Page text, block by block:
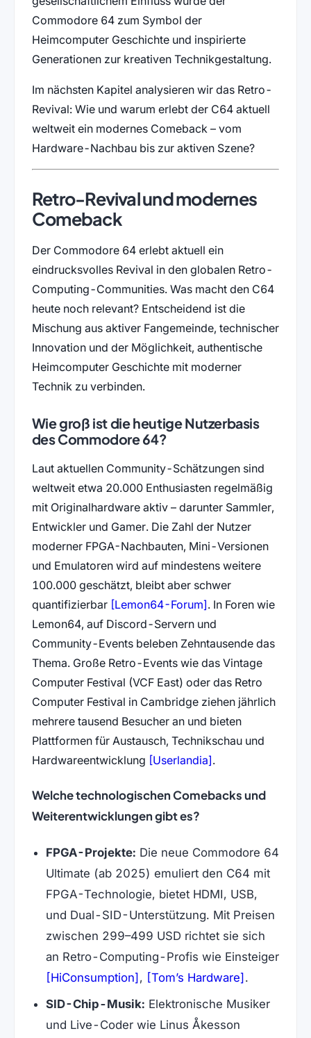
Commodore 64 zum Symbol der
Heimcomputer Geschichte und inspirierte
Generationen zur kreativen Technikgestaltung.
Im nächsten Kapitel analysieren wir das Retro-
Revival: Wie und warum erlebt der C64 aktuell
weltweit ein modernes Comeback – vom
Hardware-Nachbau bis zur aktiven Szene?
Retro-Revival und modernes
Comeback
Der Commodore 64 erlebt aktuell ein
eindrucksvolles Revival in den globalen Retro-
Computing-Communities. Was macht den C64
heute noch relevant? Entscheidend ist die
Mischung aus aktiver Fangemeinde, technischer
Innovation und der Möglichkeit, authentische
Heimcomputer Geschichte mit moderner
Technik zu verbinden.
Wie groß ist die heutige Nutzerbasis
des Commodore 64?
Laut aktuellen Community-Schätzungen sind
weltweit etwa 20.000 Enthusiasten regelmäßig
mit Originalhardware aktiv – darunter Sammler,
Entwickler und Gamer. Die Zahl der Nutzer
moderner FPGA-Nachbauten, Mini-Versionen
und Emulatoren wird auf mindestens weitere
100.000 geschätzt, bleibt aber schwer
quantifizierbar [Lemon64-Forum] (öffnet in neuem
. In Foren wie
Lemon64, auf Discord-Servern und
Community-Events beleben Zehntausende das
Thema. Große Retro-Events wie das Vintage
Computer Festival (VCF East) oder das Retro
Computer Festival in Cambridge ziehen jährlich
mehrere tausend Besucher an und bieten
Plattformen für Austausch, Technikschau und
Hardwareentwicklung [Userlandia].
Welche technologischen Comebacks und
Weiterentwicklungen gibt es?
FPGA-Projekte: Die neue Commodore 64
Ultimate (ab 2025) emuliert den C64 mit
FPGA-Technologie, bietet HDMI, USB,
und Dual-SID-Unterstützung. Mit Preisen
zwischen 299–499 USD richtet sie sich
an Retro-Computing-Profis wie Einsteiger
[HiConsumption] (öffnet in neuem Tab)
, [Tom’s Hardware] (öffnet in
.
SID-Chip-Musik: Elektronische Musiker
und Live-Coder wie Linus Åkesson